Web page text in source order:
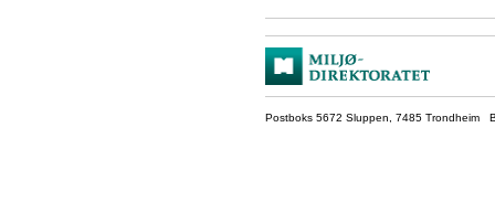
Postboks 5672 Sluppen, 7485 Trondheim